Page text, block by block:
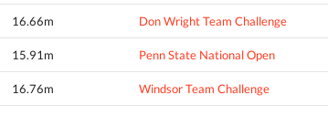
16.66m Don Wright Team Challenge
15.91m Penn State National Open
16.76m Windsor Team Challenge